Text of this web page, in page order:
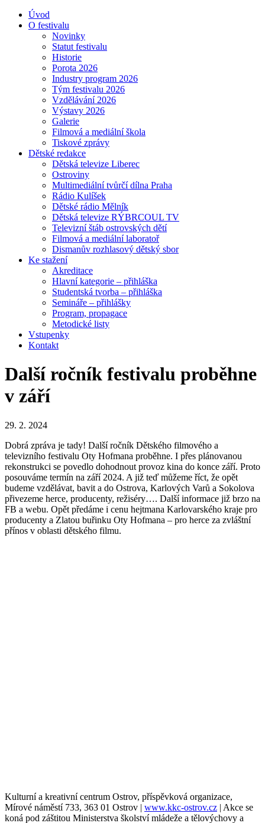
Úvod
O festivalu
Novinky
Statut festivalu
Historie
Porota 2026
Industry program 2026
Tým festivalu 2026
Vzdělávání 2026
Výstavy 2026
Galerie
Filmová a mediální škola
Tiskové zprávy
Dětské redakce
Dětská televize Liberec
Ostroviny
Multimediální tvůrčí dílna Praha
Rádio Kulíšek
Dětské rádio Mělník
Dětská televize RÝBRCOUL TV
Televizní štáb ostrovských dětí
Filmová a mediální laboratoř
Dismanův rozhlasový dětský sbor
Ke stažení
Akreditace
Hlavní kategorie – přihláška
Studentská tvorba – přihláška
Semináře – přihlášky
Program, propagace
Metodické listy
Vstupenky
Kontakt
Další ročník festivalu proběhne
v září
29. 2. 2024
Dobrá zpráva je tady! Další ročník Dětského filmového a
televizního festivalu Oty Hofmana proběhne. I přes plánovanou
rekonstrukci se povedlo dohodnout provoz kina do konce září. Proto
posouváme termín na září 2024. A již teď můžeme říct, že opět
budeme vzdělávat, bavit a do Ostrova, Karlových Varů a Sokolova
přivezeme herce, producenty, režiséry…. Další informace již brzo na
FB a webu. Opět předáme i cenu hejtmana Karlovarského kraje pro
producenty a Zlatou buřinku Oty Hofmana – pro herce za zvláštní
přínos v oblasti dětského filmu.
Kulturní a kreativní centrum Ostrov, příspěvková organizace,
Mírové náměstí 733, 363 01 Ostrov | www.kkc-ostrov.cz | Akce se
koná pod záštitou Ministerstva školství mládeže a tělovýchovy a